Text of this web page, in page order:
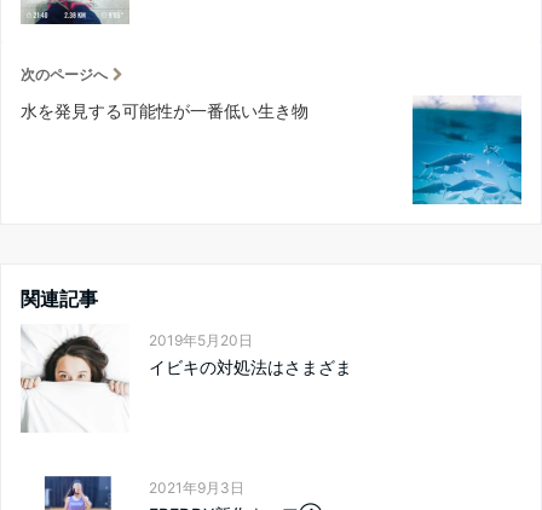
次のページへ
水を発見する可能性が一番低い生き物
関連記事
2019年5月20日
イビキの対処法はさまざま
2021年9月3日